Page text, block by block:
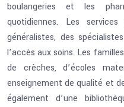
boulangeries et les
quotidiennes. Les
généralistes, des
l’accès aux soins. Les
de crèches, d’écoles
enseignement de qualité et
également d’une